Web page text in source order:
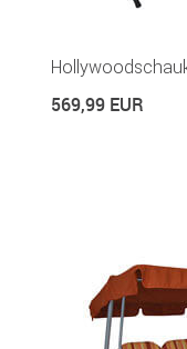
569,99 EUR